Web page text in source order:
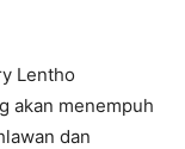
Lentho
akan menempuh
dan